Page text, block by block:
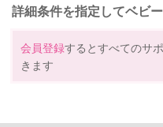
詳細条件を指定してベビ
会員登録するとすべてのサ
きます